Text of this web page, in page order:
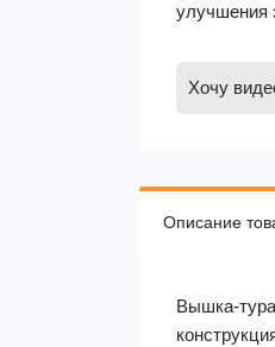
улучшения
Хочу
Описание
Вышка-